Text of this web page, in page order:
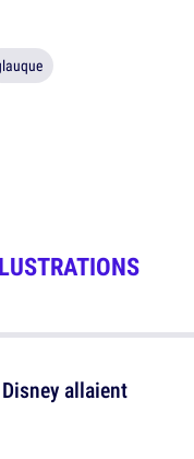
allaient